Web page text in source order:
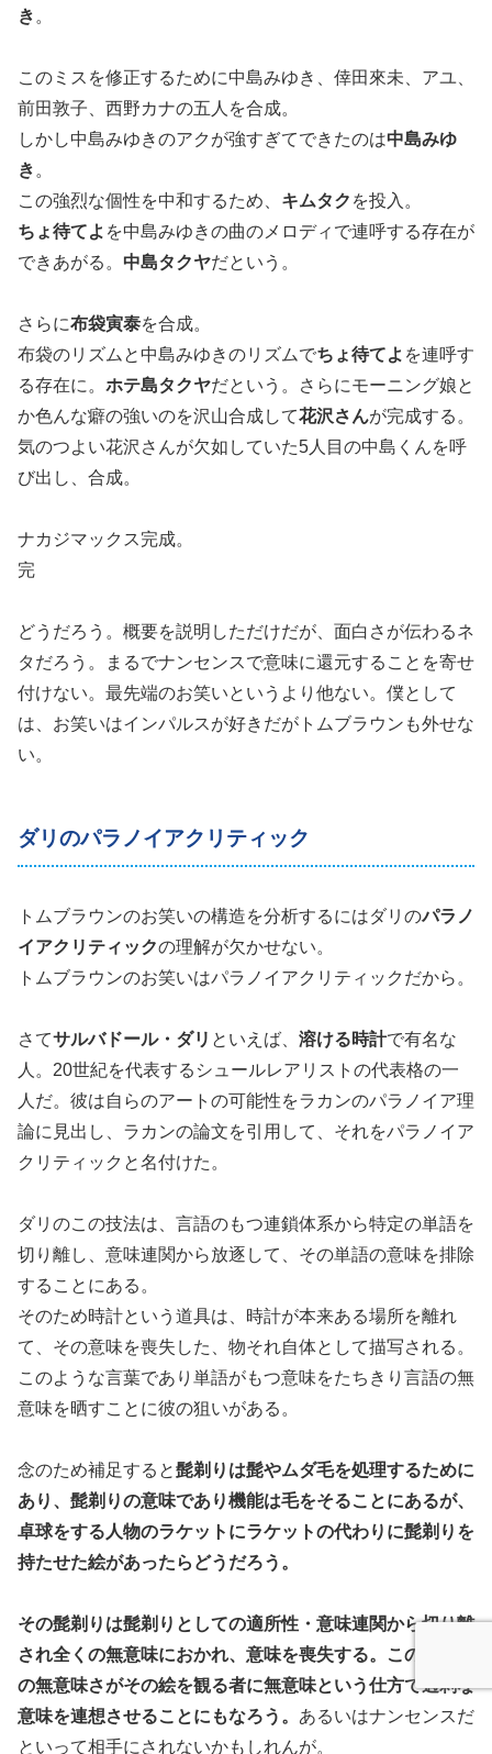
き 。
このミスを修正するために中島みゆき、倖田來未、アユ、
前田敦子、西野カナの五人を合成。
しかし中島みゆきのアクが強すぎてできたのは中島みゆ
き 。
この強烈な個性を中和するため、 キムタク を投入。
ちょ待てよ を中島みゆきの曲のメロディで連呼する存在が
できあがる。 中島タクヤだという。
さらに布袋寅泰を合成。
布袋のリズムと中島みゆきのリズムでちょ待てよ を連呼す
る存在に。 ホテ島タクヤだという。さらにモーニング娘と
か色んな癖の強いのを沢山合成して花沢さんが完成する。
気のつよい花沢さんが欠如していた5人目の中島くんを呼
び出し、合成。
ナカジマックス完成。
完
どうだろう。概要を説明しただけだが、面白さが伝わるネ
タだろう。まるでナンセンスで意味に還元することを寄せ
付けない。最先端のお笑いというより他ない。僕として
は、お笑いはインパルスが好きだがトムブラウンも外せな
い。
ダリのパラノイアクリティック
トムブラウンのお笑いの構造を分析するにはダリのパラノ
イアクリティックの理解が欠かせない。
トムブラウンのお笑いはパラノイアクリティックだから。
さてサルバドール・ダリ といえば、 溶ける時計で有名な
人。20世紀を代表するシュールレアリストの代表格の一
人だ。彼は自らのアートの可能性をラカンのパラノイア理
論に見出し、ラカンの論文を引用して、それをパラノイア
クリティックと名付けた。
ダリのこの技法は、言語のもつ連鎖体系から特定の単語を
切り離し、意味連関から放逐して、その単語の意味を排除
することにある。
そのため時計という道具は、時計が本来ある場所を離れ
て、その意味を喪失した、物それ自体として描写される。
このような言葉であり単語がもつ意味をたちきり言語の無
意味を晒すことに彼の狙いがある。
念のため補足すると髭剃りは髭やムダ毛を処理するために
あり、髭剃りの意味であり機能は毛をそることにあるが、
卓球をする人物のラケットにラケットの代わりに髭剃りを
持たせた絵があったらどうだろう。
その髭剃りは髭剃りとしての適所性・意味連関から切り離
され全くの無意味におかれ、意味を喪失する。この髭剃り
の無意味さがその絵を観る者に無意味という仕方で過剰な
意味を連想させることにもなろう。 あるいはナンセンスだ
といって相手にされないかもしれんが。